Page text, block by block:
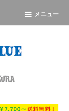
メニュー